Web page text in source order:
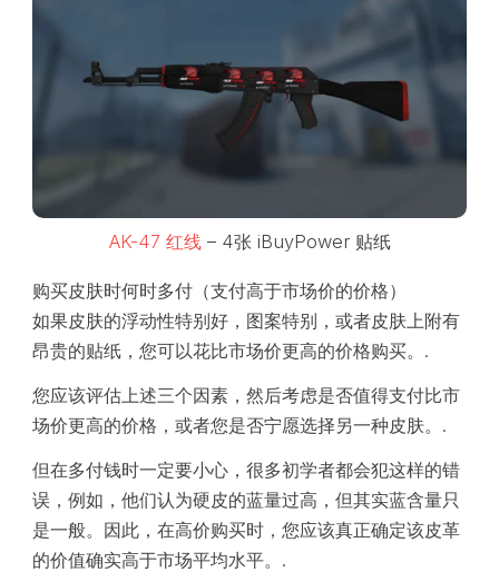
AK-47 红线– 4张 iBuyPower 贴纸
购买皮肤时何时多付（支付高于市场价的价格）
如果皮肤的浮动性特别好，图案特别，或者皮肤上附有
昂贵的贴纸，您可以花比市场价更高的价格购买。.
您应该评估上述三个因素，然后考虑是否值得支付比市
场价更高的价格，或者您是否宁愿选择另一种皮肤。.
但在多付钱时一定要小心，很多初学者都会犯这样的错
误，例如，他们认为硬皮的蓝量过高，但其实蓝含量只
是一般。因此，在高价购买时，您应该真正确定该皮革
的价值确实高于市场平均水平。.